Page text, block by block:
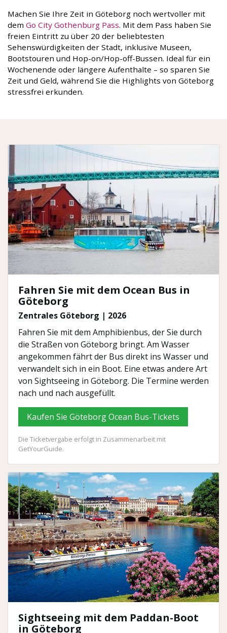
Machen Sie Ihre Zeit in Göteborg noch wertvoller mit
dem Go City Gothenburg Pass. Mit dem Pass haben Sie
freien Eintritt zu über 20 der beliebtesten
Sehenswürdigkeiten der Stadt, inklusive Museen,
Bootstouren und Hop-on/Hop-off-Bussen. Ideal für ein
Wochenende oder längere Aufenthalte – so sparen Sie
Zeit und Geld, während Sie die Highlights von Göteborg
stressfrei erkunden.
Fahren Sie mit dem Ocean Bus in
Göteborg
Zentrales Göteborg | 2026
Fahren Sie mit dem Amphibienbus, der Sie durch
die Straßen von Göteborg bringt. Am Wasser
angekommen fährt der Bus direkt ins Wasser und
verwandelt sich in ein Boot. Eine etwas andere Art
von Sightseeing in Göteborg. Die Termine werden
nach und nach ausgefüllt.
Kaufen Sie Göteborg Ocean Bus-Tickets
Die Ticketvergabe erfolgt in Zusammenarbeit mit
GetYourGuide.
Sightseeing mit dem Paddan-Boot
in Göteborg